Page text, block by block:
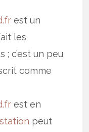
est un
les
; c’est un peu
comme
est en
peut